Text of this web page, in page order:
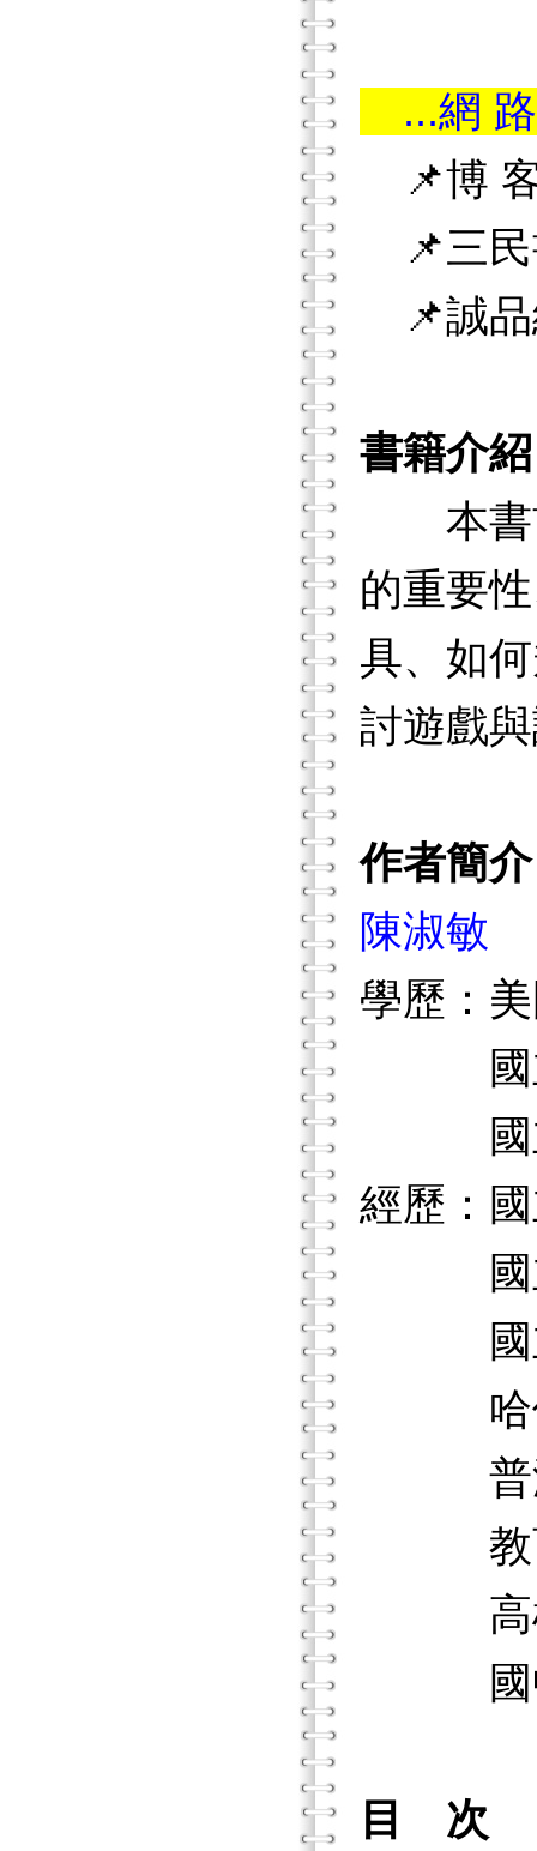
...網
📌博
📌三民
📌誠品
書籍介紹
本書首
的重要
具、如
討遊戲
作者簡介
陳淑敏
學歷：
國立
國立
經歷：
國立
國立
哈佛
普渡
教育
高雄
國中
目 次